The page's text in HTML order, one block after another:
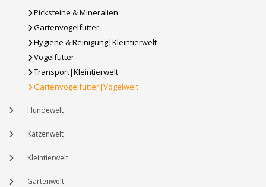
Picksteine & Mineralien
Gartenvogelfutter
Hygiene & Reinigung|Kleintierwelt
Vogelfutter
Transport|Kleintierwelt
Gartenvogelfutter|Vogelwelt
Hundewelt
Katzenwelt
Kleintierwelt
Gartenwelt